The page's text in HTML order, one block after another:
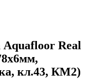
Real
кл.43, КМ2)